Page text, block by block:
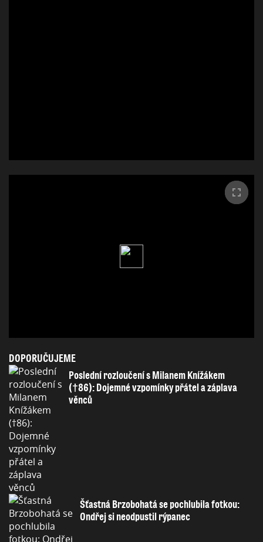
DOPORUČUJEME
Poslední rozloučení s Milanem Knížákem
(†86): Dojemné vzpomínky přátel a záplava
věnců
Šťastná Brzobohatá se pochlubila fotkou:
Ondřej si neodpustil rýpanec